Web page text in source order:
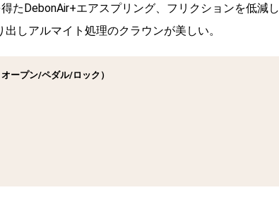
たDebonAir+エアスプリング、フリクションを低減し
しアルマイト処理のクラウンが美しい。
ープン/ペダル/ロック）